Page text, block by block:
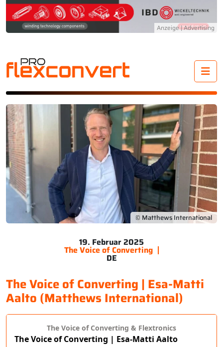
© Matthews International
19. Februar 2025
The Voice of Converting
DE
The Voice of Converting | Esa-Matti
Aalto (Matthews International)